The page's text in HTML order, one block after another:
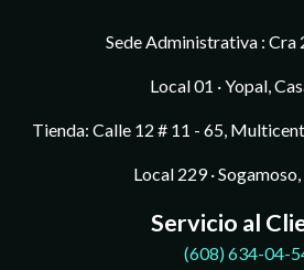
Sede Administrativa : Cra
Local 01 · Yopal,
Tienda: Calle 12 # 11 - 65,
Local 229 ·
Servicio al
(608) 634-04-